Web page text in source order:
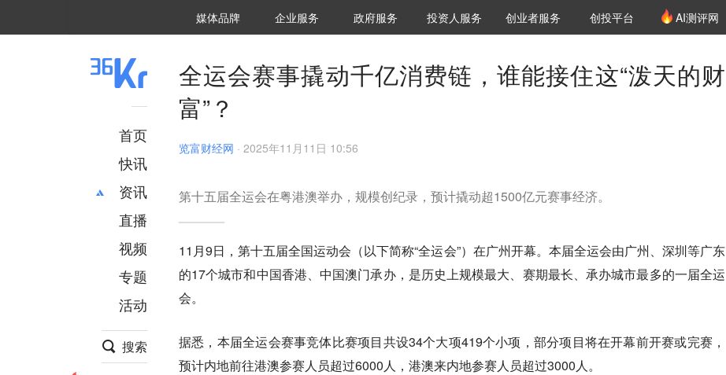
媒体品牌 36Kr研究院
企业服务 城市之窗
政府服务 VClub投资机构库
投资机构职位推介
投资人服务 创投氪堂
创业者服务 创投平台 AI测评网
首页
快讯
资讯
推荐
财经
项目推荐
安徽
直播
视频
专题
活动
搜索
全运会赛事撬动千亿消费链，谁能接住这“泼天的财
富”？
览富财经网 · 2025年11月11日 10:56
第十五届全运会在粤港澳举办，规模创纪录，预计撬动超1500亿元赛事经济。
11月9日，第十五届全国运动会（以下简称“全运会”）在广州开幕。本届全运会由广州、深圳等广东
的17个城市和中国香港、中国澳门承办，是历史上规模最大、赛期最长、承办城市最多的一届全运
会。
据悉，本届全运会赛事竞体比赛项目共设34个大项419个小项，部分项目将在开幕前开赛或完赛，
预计内地前往港澳参赛人员超过6000人，港澳来内地参赛人员超过3000人。